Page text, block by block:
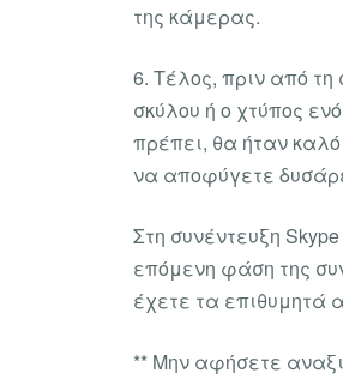
της κάμερας.
6. Τέλος, πριν από
σκύλου ή ο χτύπος
πρέπει, θα ήταν
να αποφύγετε
Στη συνέντευξη
επόμενη φάση της
έχετε τα επιθυμητά
** Μην αφήσετε